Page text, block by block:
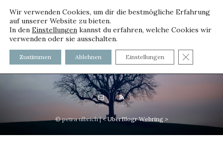
voller worte
mit und ohne Innenfutter
© petra ulbrich |< UberBlogr Webring >
Wir verwenden Cookies, um dir die bestmögliche Erfahrung
auf unserer Website zu bieten.
In den Einstellungen kannst du erfahren, welche Cookies wir
verwenden oder sie ausschalten.
Zustimmen Ablehnen Einstellungen GDPR